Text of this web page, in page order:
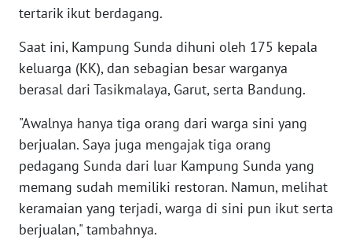
tertarik ikut berdagang.
Saat ini, Kampung Sunda dihuni oleh 175 kepala
keluarga (KK), dan sebagian besar warganya
berasal dari Tasikmalaya, Garut, serta Bandung.
"Awalnya hanya tiga orang dari warga sini yang
berjualan. Saya juga mengajak tiga orang
pedagang Sunda dari luar Kampung Sunda yang
memang sudah memiliki restoran. Namun, melihat
keramaian yang terjadi, warga di sini pun ikut serta
berjualan," tambahnya.
WN
LAMPUNG
JATENG
WN
NUSANTARA
WN
JOGJA